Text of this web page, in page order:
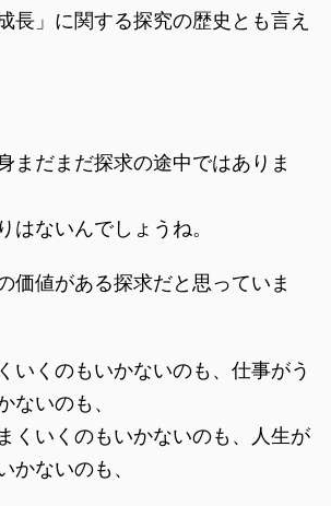
長」に関する探究の歴史とも言え
まだまだ探求の途中ではありま
はないんでしょうね。
価値がある探求だと思っていま
いくのもいかないのも、仕事がう
ないのも、
くいくのもいかないのも、人生が
かないのも、